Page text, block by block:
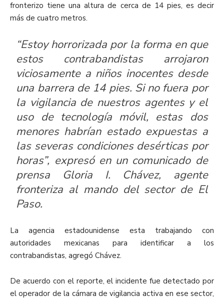
fronterizo tiene una altura de cerca de 14 pies, es decir
más de cuatro metros.
“Estoy horrorizada por la forma en que
estos contrabandistas arrojaron
viciosamente a niños inocentes desde
una barrera de 14 pies. Si no fuera por
la vigilancia de nuestros agentes y el
uso de tecnología móvil, estas dos
menores habrían estado expuestas a
las severas condiciones desérticas por
horas”, expresó en un comunicado de
prensa Gloria I. Chávez, agente
fronteriza al mando del sector de El
Paso.
La agencia estadounidense esta trabajando con
autoridades mexicanas para identificar a los
contrabandistas, agregó Chávez.
De acuerdo con el reporte, el incidente fue detectado por
el operador de la cámara de vigilancia activa en ese sector,